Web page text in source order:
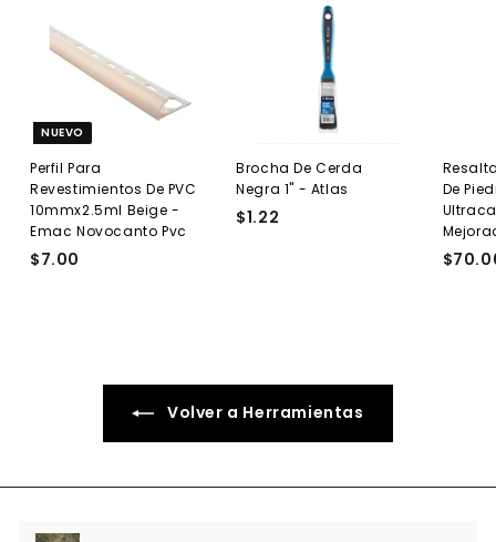
NUEVO
Perfil Para
Revestimientos De PVC
10mmx2.5ml Beige -
Emac Novocanto Pvc
$7.00
Brocha De Cerda
Negra 1" - Atlas
$1.22
De
Volver a Herramientas